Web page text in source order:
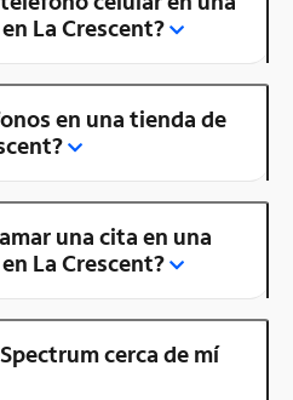
La Crescent?
en una tienda de
una cita en una
La Crescent?
cerca de mí